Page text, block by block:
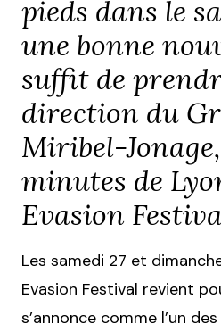
pieds dans le
une bonne
suffit de
direction du
Miribel-
minutes de
Evasion
Les samedi 27 et
Evasion Festival revient
s’annonce comme l’un